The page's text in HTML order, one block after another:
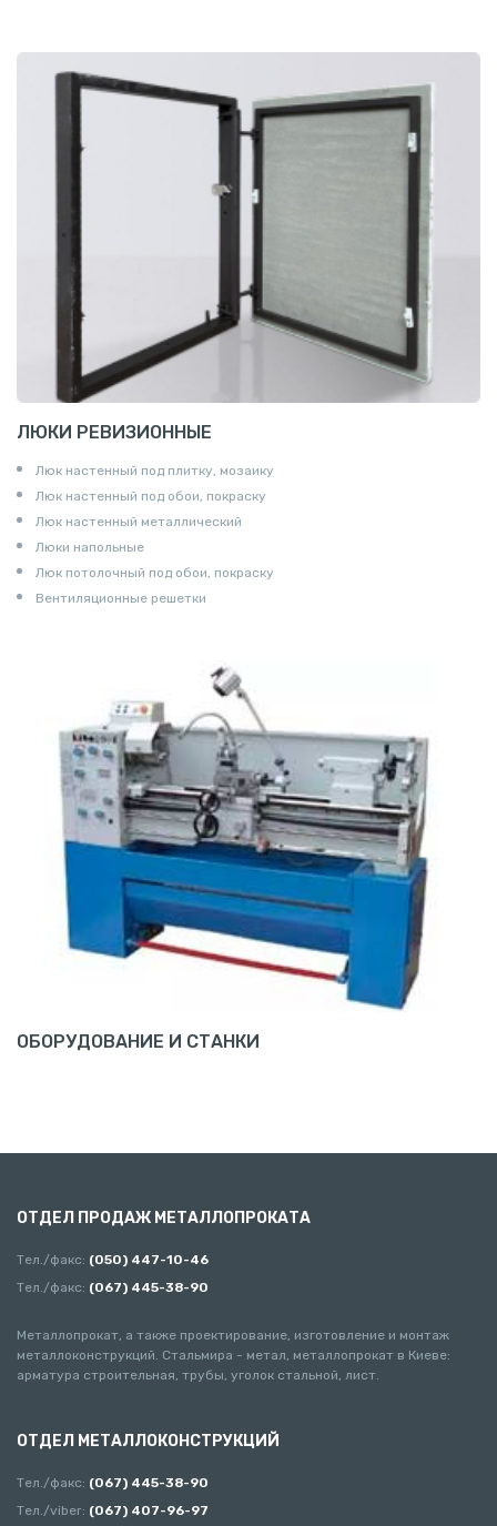
ЛЮКИ РЕВИЗИОННЫЕ
Люк настенный под плитку, мозаику
Люк настенный под обои, покраску
Люк настенный металлический
Люки напольные
Люк потолочный под обои, покраску
Вентиляционные решетки
ОБОРУДОВАНИЕ И СТАНКИ
ОТДЕЛ ПРОДАЖ МЕТАЛЛОПРОКАТА
Тел./факс: (050) 447-10-46
Тел./факс: (067) 445-38-90
Металлопрокат, а также проектирование, изготовление и монтаж
металлоконструкций. Стальмира - метал, металлопрокат в Киеве:
арматура строительная, трубы, уголок стальной, лист.
ОТДЕЛ МЕТАЛЛОКОНСТРУКЦИЙ
Тел./факс: (067) 445-38-90
Тел./viber: (067) 407-96-97